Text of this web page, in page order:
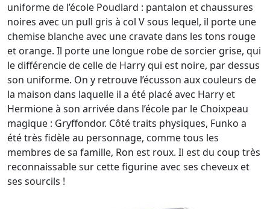
uniforme de l’école Poudlard : pantalon et chaussures
noires avec un pull gris à col V sous lequel, il porte une
chemise blanche avec une cravate dans les tons rouge
et orange. Il porte une longue robe de sorcier grise, qui
le différencie de celle de Harry qui est noire, par dessus
son uniforme. On y retrouve l’écusson aux couleurs de
la maison dans laquelle il a été placé avec Harry et
Hermione à son arrivée dans l’école par le Choixpeau
magique : Gryffondor. Côté traits physiques, Funko a
été très fidèle au personnage, comme tous les
membres de sa famille, Ron est roux. Il est du coup très
reconnaissable sur cette figurine avec ses cheveux et
ses sourcils !